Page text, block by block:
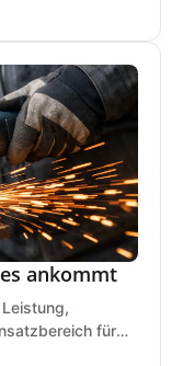
ankommt
für